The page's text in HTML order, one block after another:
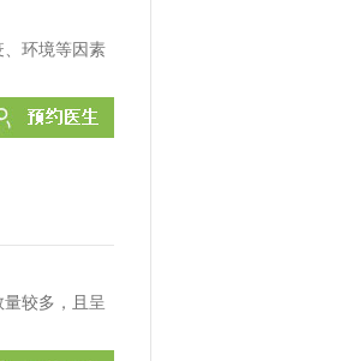
环境等因素
较多，且呈